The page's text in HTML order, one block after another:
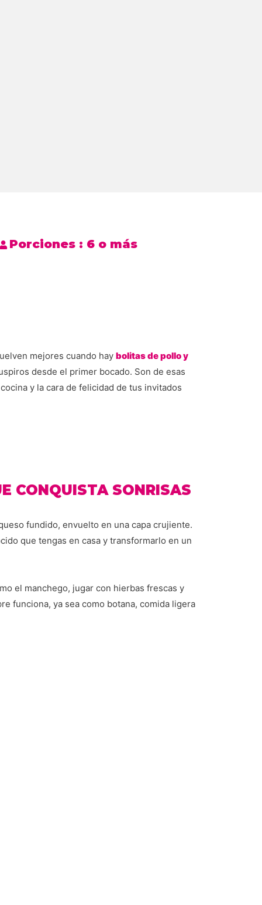
Porciones : 6 o más
mejores cuando hay bolitas de pollo y
desde el primer bocado. Son de esas
y la cara de felicidad de tus invitados
CONQUISTA SONRISAS
fundido, envuelto en una capa crujiente.
que tengas en casa y transformarlo en un
el manchego, jugar con hierbas frescas y
funciona, ya sea como botana, comida ligera